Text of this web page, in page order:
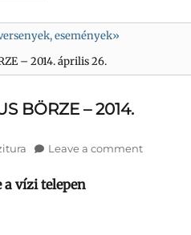
események»
– 2014. április 26.
BÖRZE – 2014.
Leave a comment
a vízi telepen